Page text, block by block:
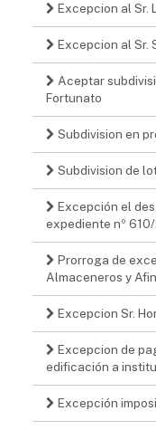
Excepcion al Sr.
Excepcion al Sr.
Aceptar
Fortunato
Subdivision en
Subdivision de
Excepción el
expediente nº
Prorroga de
Almaceneros y
Excepcion Sr.
Excepcion de
edificación a
Excepción